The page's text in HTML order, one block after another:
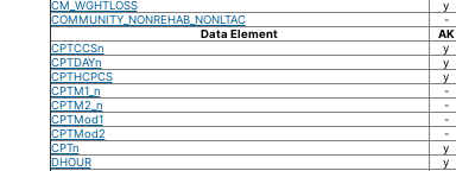
CM_WGHTLOSS
y
COMMUNITY_NONREHAB_NONLTAC
-
Data Element
AK
CPTCCSn
y
CPTDAYn
y
CPTHCPCS
y
CPTM1_n
-
CPTM2_n
-
CPTMod1
-
CPTMod2
-
CPTn
y
DHOUR
y